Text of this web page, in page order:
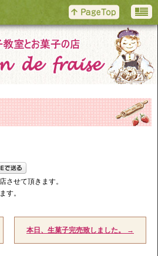
させて頂きます。
す。
本日、生菓子完売致しました。 →